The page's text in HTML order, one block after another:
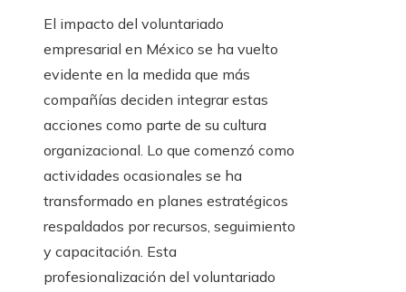
El impacto del voluntariado
empresarial en México se ha vuelto
evidente en la medida que más
compañías deciden integrar estas
acciones como parte de su cultura
organizacional. Lo que comenzó como
actividades ocasionales se ha
transformado en planes estratégicos
respaldados por recursos, seguimiento
y capacitación. Esta
profesionalización del voluntariado